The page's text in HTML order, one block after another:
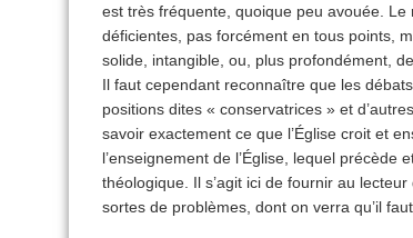
est très fréquente, quoique peu avouée.
déficientes, pas forcément en tous points,
solide, intangible, ou, plus profondément,
Il faut cependant reconnaître que les
positions dites « conservatrices » et
savoir exactement ce que l’Église croit et
l’enseignement de l’Église, lequel précède
théologique. Il s’agit ici de fournir au
sortes de problèmes, dont on verra qu’il